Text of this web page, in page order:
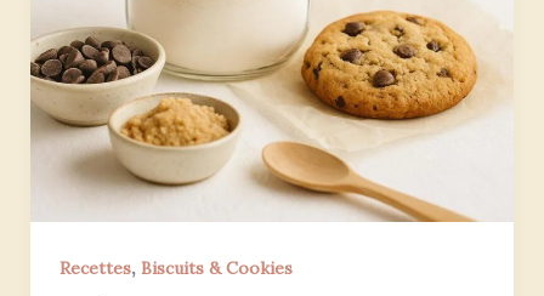
Recettes, Biscuits & Cookies